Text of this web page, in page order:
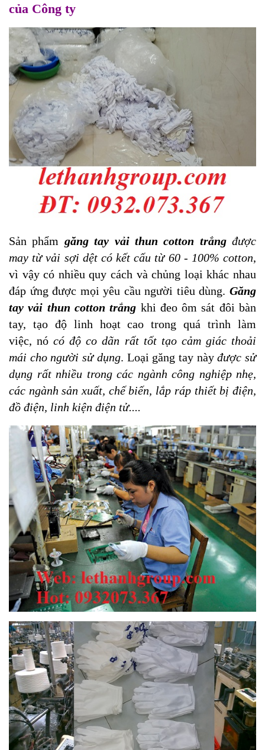
của Công ty
Sản phẩm găng tay vải thun cotton trắng được
may từ vải sợi dệt có kết cấu từ 60 - 100% cotton,
vì vậy có nhiều quy cách và chủng loại khác nhau
đáp ứng được mọi yêu cầu người tiêu dùng. Găng
tay vải thun cotton trắng khi đeo ôm sát đôi bàn
tay, tạo độ linh hoạt cao trong quá trình làm
việc, nó có độ co dãn rất tốt tạo cảm giác thoải
mái cho người sử dụng. Loại găng tay này được sử
dụng rất nhiều trong các ngành công nghiệp nhẹ,
các ngành sản xuất, chế biến, lắp ráp thiết bị điện,
đồ điện, linh kiện điện tử....